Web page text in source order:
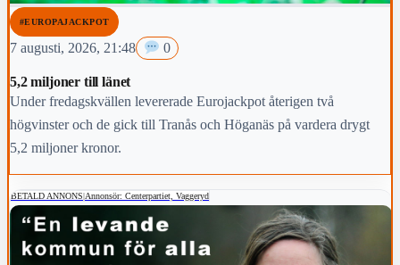
#EUROPAJACKPOT
7 augusti, 2026, 21:48 0
5,2 miljoner till länet
Under fredagskvällen levererade Eurojackpot återigen två
högvinster och de gick till Tranås och Höganäs på vardera drygt
5,2 miljoner kronor.
BETALD ANNONS|Annonsör: Centerpartiet, Vaggeryd